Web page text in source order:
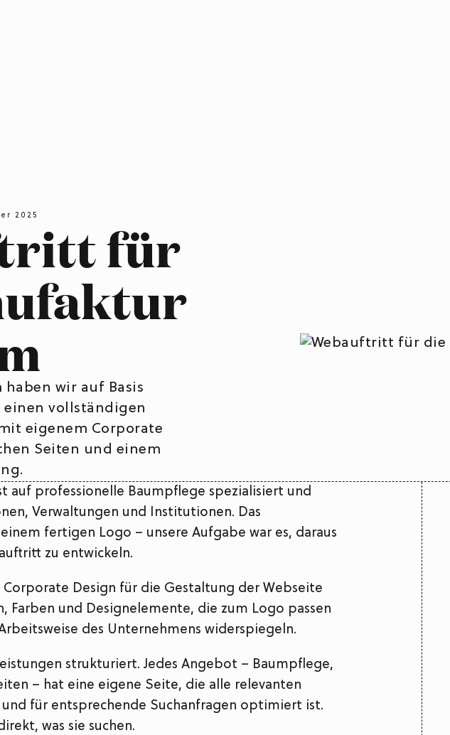
2025
für
wir auf Basis
einen vollständigen
eigenem Corporate
Seiten und einem
auf professionelle Baumpflege spezialisiert und
Verwaltungen und Institutionen. Das
fertigen Logo – unsere Aufgabe war es, daraus
zu entwickeln.
Corporate Design für die Gestaltung der Webseite
Farben und Designelemente, die zum Logo passen
des Unternehmens widerspiegeln.
strukturiert. Jedes Angebot – Baumpflege,
– hat eine eigene Seite, die alle relevanten
für entsprechende Suchanfragen optimiert ist.
was sie suchen.